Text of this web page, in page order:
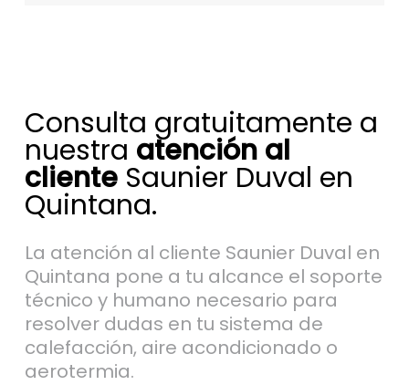
Consulta gratuitamente a
nuestra atención al
clienteSaunier Duval en
Quintana.
La atención al cliente Saunier Duval en
Quintana pone a tu alcance el soporte
técnico y humano necesario para
resolver dudas en tu sistema de
calefacción, aire acondicionado o
aerotermia.